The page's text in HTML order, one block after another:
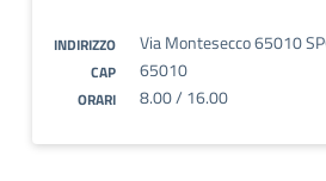
INDIRIZZO Via Montesecco 65010
CAP 65010
ORARI 8.00 / 16.00